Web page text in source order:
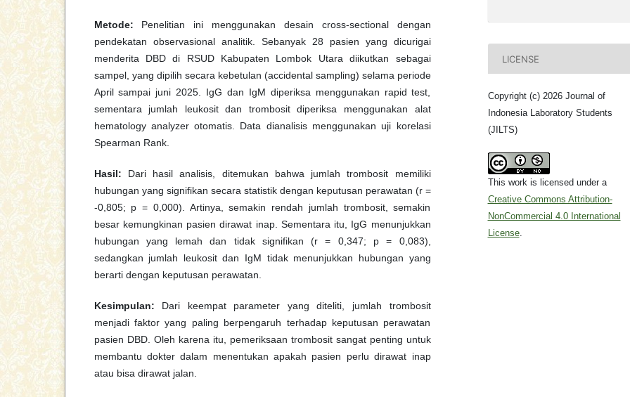
Metode: Penelitian ini menggunakan desain cross-sectional dengan
pendekatan observasional analitik. Sebanyak 28 pasien yang dicurigai
menderita DBD di RSUD Kabupaten Lombok Utara diikutkan sebagai
sampel, yang dipilih secara kebetulan (accidental sampling) selama periode
April sampai juni 2025. IgG dan IgM diperiksa menggunakan rapid test,
sementara jumlah leukosit dan trombosit diperiksa menggunakan alat
hematology analyzer otomatis. Data dianalisis menggunakan uji korelasi
Spearman Rank.
Hasil: Dari hasil analisis, ditemukan bahwa jumlah trombosit memiliki
hubungan yang signifikan secara statistik dengan keputusan perawatan (r =
-0,805; p = 0,000). Artinya, semakin rendah jumlah trombosit, semakin
besar kemungkinan pasien dirawat inap. Sementara itu, IgG menunjukkan
hubungan yang lemah dan tidak signifikan (r = 0,347; p = 0,083),
sedangkan jumlah leukosit dan IgM tidak menunjukkan hubungan yang
berarti dengan keputusan perawatan.
Kesimpulan: Dari keempat parameter yang diteliti, jumlah trombosit
menjadi faktor yang paling berpengaruh terhadap keputusan perawatan
pasien DBD. Oleh karena itu, pemeriksaan trombosit sangat penting untuk
membantu dokter dalam menentukan apakah pasien perlu dirawat inap
atau bisa dirawat jalan.
LICENSE
Copyright (c) 2026 Journal of
Indonesia Laboratory Students
(JILTS)
This work is licensed under a
Creative Commons Attribution-
NonCommercial 4.0 International
License.